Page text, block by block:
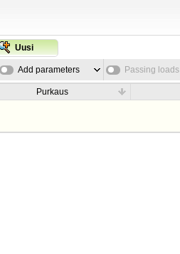
Uusi
Add parameters Passing loads
Purkaus